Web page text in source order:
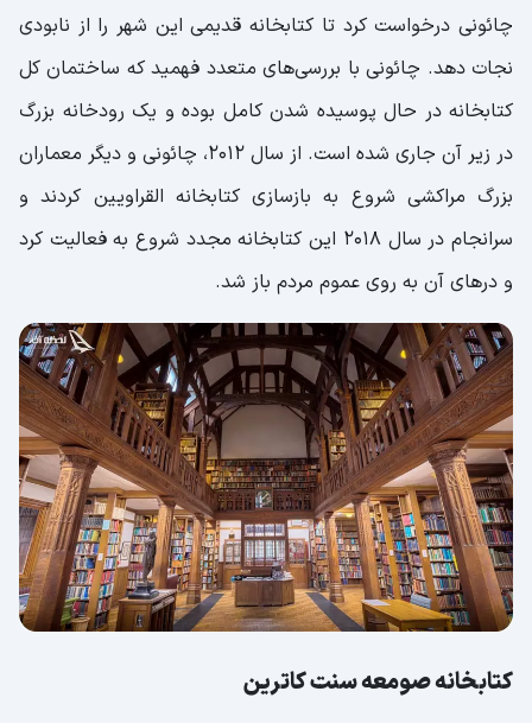
چائونی درخواست کرد تا کتابخانه قدیمی این شهر را از نابودی
نجات دهد. چائونی با بررسی‌های متعدد فهمید که ساختمان کل
کتابخانه در حال پوسیده شدن کامل بوده و یک رودخانه بزرگ
در زیر آن جاری شده است. از سال 2012، چائونی و دیگر معماران
بزرگ مراکشی شروع به بازسازی کتابخانه القراویین کردند و
سرانجام در سال 2018 این کتابخانه مجدد شروع به فعالیت کرد
و درهای آن به روی عموم مردم باز شد.
کتابخانه صومعه سنت کاترین